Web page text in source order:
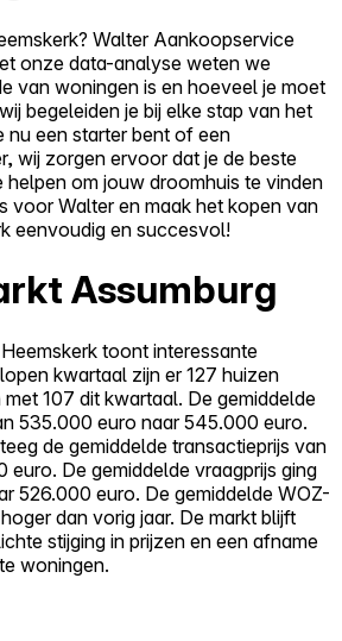
Walter Aankoopservice
onze data-analyse weten we
van woningen is en hoeveel je moet
begeleiden je bij elke stap van het
nu een starter bent of een
wij zorgen ervoor dat je de beste
helpen om jouw droomhuis te vinden
voor Walter en maak het kopen van
eenvoudig en succesvol!
Assumburg
toont interessante
kwartaal zijn er 127 huizen
107 dit kwartaal. De gemiddelde
535.000 euro naar 545.000 euro.
de gemiddelde transactieprijs van
De gemiddelde vraagprijs ging
526.000 euro. De gemiddelde WOZ-
dan vorig jaar. De markt blijft
stijging in prijzen en een afname
woningen.